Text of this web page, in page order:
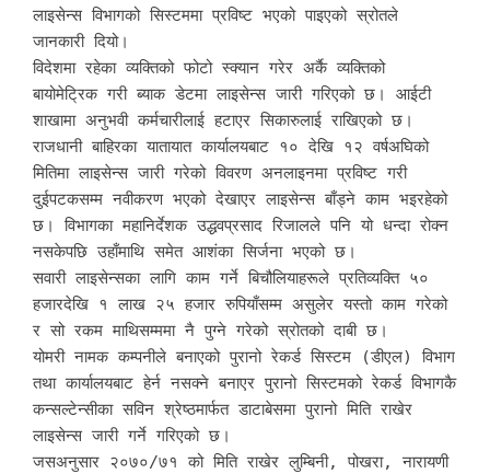
लाइसेन्स विभागको सिस्टममा प्रविष्ट भएको पाइएको स्रोतले
जानकारी दियो।
विदेशमा रहेका व्यक्तिको फोटो स्क्यान गरेर अर्कै व्यक्तिको
बायोमेट्रिक गरी ब्याक डेटमा लाइसेन्स जारी गरिएको छ। आईटी
शाखामा अनुभवी कर्मचारीलाई हटाएर सिकारुलाई राखिएको छ।
राजधानी बाहिरका यातायात कार्यालयबाट १० देखि १२ वर्षअघिको
मितिमा लाइसेन्स जारी गरेको विवरण अनलाइनमा प्रविष्ट गरी
दुईपटकसम्म नवीकरण भएको देखाएर लाइसेन्स बाँड्ने काम भइरहेको
छ। विभागका महानिर्देशक उद्धवप्रसाद रिजालले पनि यो धन्दा रोक्न
नसकेपछि उहाँमाथि समेत आशंका सिर्जना भएको छ।
सवारी लाइसेन्सका लागि काम गर्ने बिचौलियाहरूले प्रतिव्यक्ति ५०
हजारदेखि १ लाख २५ हजार रुपियाँसम्म असुलेर यस्तो काम गरेको
र सो रकम माथिसम्ममा नै पुग्ने गरेको स्रोतको दाबी छ।
योमरी नामक कम्पनीले बनाएको पुरानो रेकर्ड सिस्टम (डीएल) विभाग
तथा कार्यालयबाट हेर्न नसक्ने बनाएर पुरानो सिस्टमको रेकर्ड विभागकै
कन्सल्टेन्सीका सविन श्रेष्ठमार्फत डाटाबेसमा पुरानो मिति राखेर
लाइसेन्स जारी गर्ने गरिएको छ।
जसअनुसार २०७०/७१ को मिति राखेर लुम्बिनी, पोखरा, नारायणी